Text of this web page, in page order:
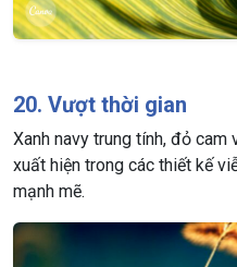
20. Vượt thời gian
Xanh navy trung tính, đỏ cam
xuất hiện trong các thiết kế
mạnh mẽ.